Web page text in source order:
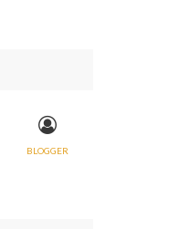
BLOGGER